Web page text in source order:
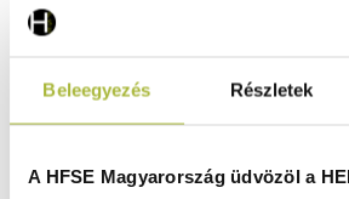
Beleegyezés Részletek
A HFSE Magyarország üdvözöl a
645x360x(H)430 mm -